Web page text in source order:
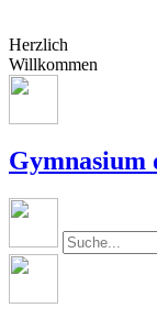
Herzlich
Willkommen
Gymnasium